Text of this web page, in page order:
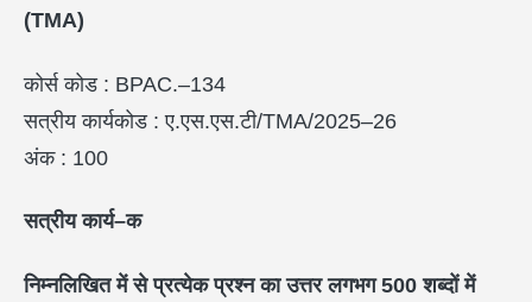
(TMA)
कोर्स कोड : BPAC.–134
सत्रीय कार्यकोड : ए.एस.एस.टी/TMA/2025–26
अंक : 100
सत्रीय कार्य–क
निम्नलिखित में से प्रत्येक प्रश्न का उत्तर लगभग500शब्दों में